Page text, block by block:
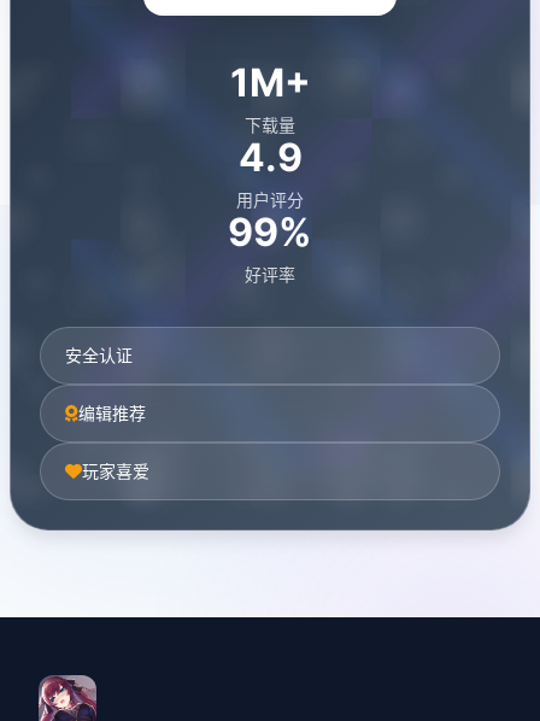
1M+
下载量
4.9
用户评分
99%
好评率
安全认证
编辑推荐
玩家喜爱